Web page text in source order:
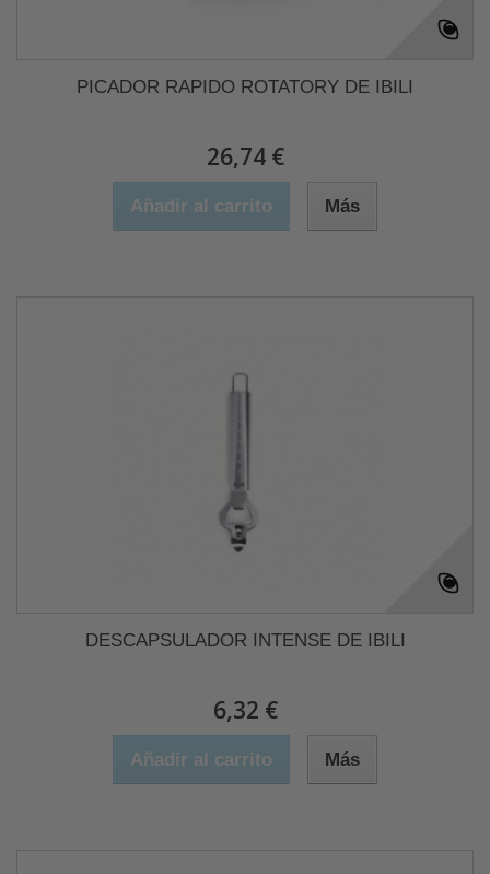
PICADOR RAPIDO ROTATORY DE IBILI
26,74 €
Añadir al carrito Más
DESCAPSULADOR INTENSE DE IBILI
6,32 €
Añadir al carrito Más